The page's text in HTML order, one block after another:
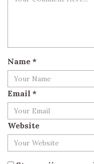
Name *
Email *
Website